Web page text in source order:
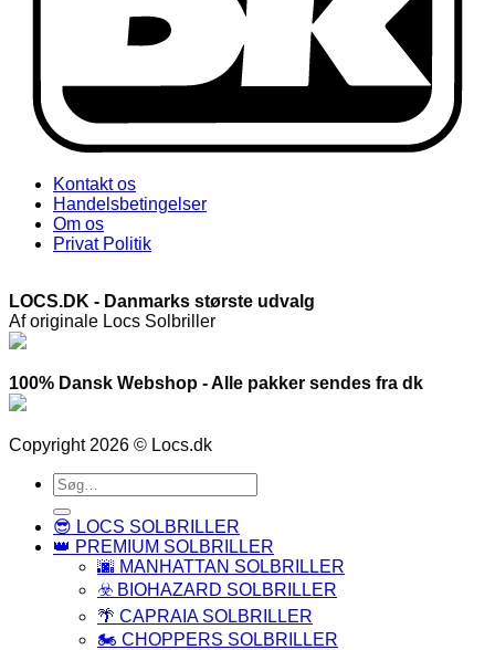
Kontakt os
Handelsbetingelser
Om os
Privat Politik
LOCS.DK - Danmarks største udvalg
Af originale Locs Solbriller
100% Dansk Webshop - Alle pakker sendes fra dk
Copyright 2026 © Locs.dk
Søg
efter:
😎 LOCS SOLBRILLER
👑 PREMIUM SOLBRILLER
🌆 MANHATTAN SOLBRILLER
☣️ BIOHAZARD SOLBRILLER
🌴 CAPRAIA SOLBRILLER
🏍️ CHOPPERS SOLBRILLER